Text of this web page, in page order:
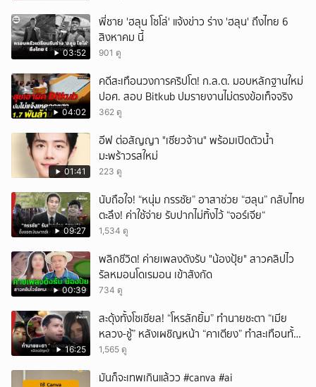
03:52
พี่ชาย 'ฮลุน โซโล่' แจ้งข่าว ร่าง 'ฮลุน' ถึงไทย 6
สิงหาคม นี้
901 ดู
04:02
คดีสะเทือนวงการคริปโต! ก.ล.ต. มอบหลักฐานใหม่
ปอศ. สอบ Bitkub ปมรายงานไม่ตรงข้อเท็จจริง
362 ดู
01:41
อีฟ ต่อสัญญา "เซียวจ้าน" พร้อมเปิดตัวน้ำ
มะพร้าวรสใหม่
223 ดู
09:27
นับถือใจ! “หนุ่ม กรรชัย” อาสาช่วย “ฮลุน” กลับไทย
ตะลึง! ค่าใช้จ่าย รับปากไม่ทิ้งไว้ “จอร์เจีย“
1,534 ดู
00:39
พลิกชีวิต! ค่ายเพลงดังรับ "น้องปุ้ย" สาวคลิปไว
รัลหมอนโดเรมอน เข้าสังกัด
734 ดู
16:25
สะดุ้งทั้งโซเชียล! “โหรลักยิ้ม” ทำนายชะตา “เมีย
หลวง-ชู้” หลังเผชิญหน้า “คาเตียง” ทำสะเทือนทั้ง
ประเทศ
1,565 ดู
มันก็จะเทพเกินแล้วว #canva #ai